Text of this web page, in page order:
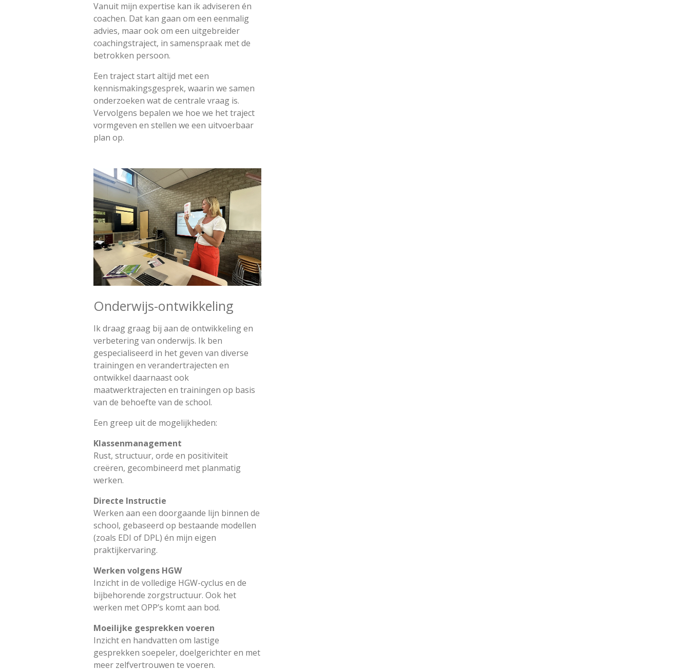
Vanuit mijn expertise kan ik adviseren én
coachen. Dat kan gaan om een eenmalig
advies, maar ook om een uitgebreider
coachingstraject, in samenspraak met de
betrokken persoon.
Een traject start altijd met een
kennismakingsgesprek, waarin we samen
onderzoeken wat de centrale vraag is.
Vervolgens bepalen we hoe we het traject
vormgeven en stellen we een uitvoerbaar
plan op.
Onderwijs-ontwikkeling
Ik draag graag bij aan de ontwikkeling en
verbetering van onderwijs. Ik ben
gespecialiseerd in het geven van diverse
trainingen en verandertrajecten en
ontwikkel daarnaast ook
maatwerktrajecten en trainingen op basis
van de behoefte van de school.
Een greep uit de mogelijkheden:
Klassenmanagement
Rust, structuur, orde en positiviteit
creëren, gecombineerd met planmatig
werken.
Directe Instructie
Werken aan een doorgaande lijn binnen de
school, gebaseerd op bestaande modellen
(zoals EDI of DPL) én mijn eigen
praktijkervaring.
Werken volgens HGW
Inzicht in de volledige HGW-cyclus en de
bijbehorende zorgstructuur. Ook het
werken met OPP’s komt aan bod.
Moeilijke gesprekken voeren
Inzicht en handvatten om lastige
gesprekken soepeler, doelgerichter en met
meer zelfvertrouwen te voeren.